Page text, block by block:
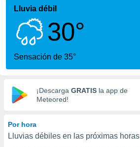
ha
para
que se
calidad.
a este
las
y
digital
basada
Lluvia débil
30°
Sensación de 35°
¡Descarga GRATIS la app de
Meteored!
Por hora
Lluvias débiles en las próximas horas